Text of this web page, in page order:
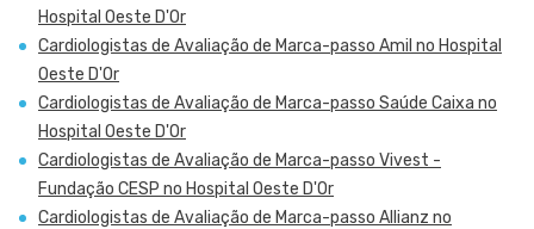
Hospital Oeste D'Or
Cardiologistas de Avaliação de Marca-passo Amil no Hospital
Oeste D'Or
Cardiologistas de Avaliação de Marca-passo Saúde Caixa no
Hospital Oeste D'Or
Cardiologistas de Avaliação de Marca-passo Vivest -
Fundação CESP no Hospital Oeste D'Or
Cardiologistas de Avaliação de Marca-passo Allianz no